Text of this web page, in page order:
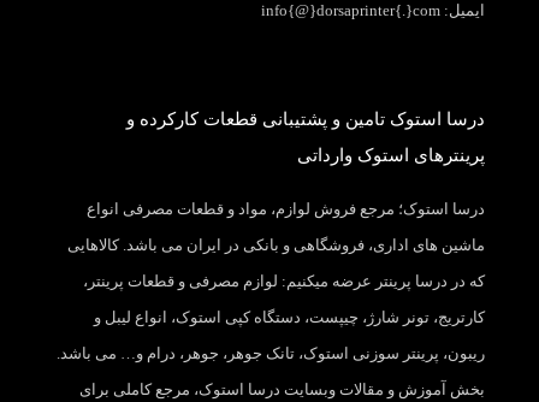
ایمیل: info{@}dorsaprinter{.}com
درسا استوک تامین و پشتیبانی قطعات کارکرده و
پرینترهای استوک وارداتی
درسا استوک؛ مرجع فروش لوازم، مواد و قطعات مصرفی انواع
ماشین های اداری، فروشگاهی و بانکی در ایران می باشد. کالاهایی
که در درسا پرینتر عرضه میکنیم: لوازم مصرفی و قطعات پرینتر،
کارتریج، تونر شارژ، چیپست، دستگاه کپی استوک، انواع لیبل و
ریبون، پرینتر سوزنی استوک، تانک جوهر، جوهر، درام و… می باشد.
بخش آموزش و مقالات وبسایت درسا استوک، مرجع کاملی برای